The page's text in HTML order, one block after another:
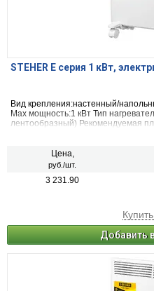
STEHER Е серия 1 кВт,
Вид крепления:настенный/
Max мощность:1 кВт Тип
лентообразный) Рекомендуемая
Цена,
руб./шт.
3 231.90
Добавить